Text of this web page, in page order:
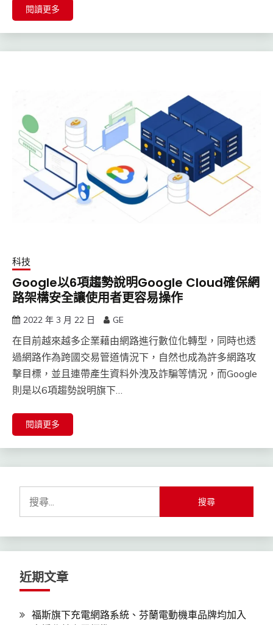
閱讀更多
科技
Google以6項趨勢說明Google Cloud確保網
路架構安全讓使用者更容易操作
2022 年 3 月 22 日 GE
在目前越來越多企業藉由網路進行數位化轉型，同時也透
過網路作為跨國交易管道情況下，自然也成為許多網路攻
擊目標，並且連帶產生資料外洩及詐騙等情況，而Google
則是以6項趨勢說明旗下…
閱讀更多
鍵
字:
近期文章
福斯旗下充電網路系統、芬蘭電動機車品牌均加入